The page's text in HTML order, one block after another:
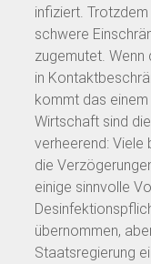
infiziert.
schwere
zugemutet. Wenn
in
kommt das
Wirtschaft sind
verheerend: Viele
die
einige sinnvolle
übernommen,
Staatsregierung